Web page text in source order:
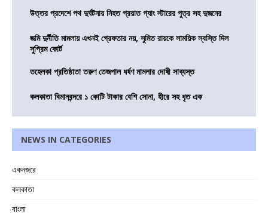
উত্তর প্রদেশে পথ দুর্ঘটনায় নিহত প্রয়াত গ্যাং স্টারের পুত্র সহ দুজনের
জমি দুর্নীতি মামলায় এখনই গ্রেফতার নয়, সুমিত রায়কে সাময়িক স্বস্তি দিল
সুপ্রিম কোর্ট
তহেলকা প্রতিষ্ঠাতা তরুণ তেজপাল ধর্ষণ মামলার দোষী সাব্যস্ত
কলকাতা বিমানবন্দরে ১ কোটি টাকার বেশি সোনা, হীরে সহ ধৃত এক
NEWS IN CATEGORIES
একনজরে
কলকাতা
বাংলা